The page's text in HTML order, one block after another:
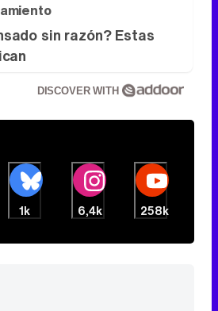
sin razón? Estas
DISCOVER WITH
1k 6,4k 258k